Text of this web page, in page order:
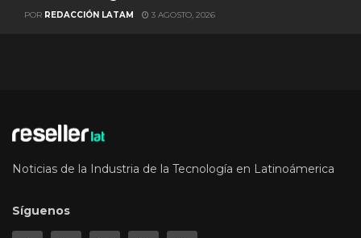
POR REDACCIÓN LATAM 3 AGOSTO, 2026
Noticias de la Industria de la Tecnología en Latinoámerica
Síguenos